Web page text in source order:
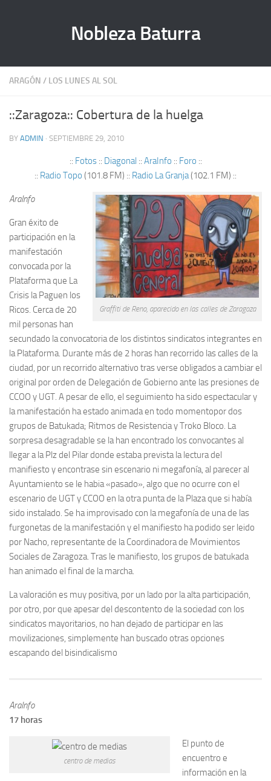
Nobleza Baturra
ARAGÓN / LOS LUNES AL SOL
::Zaragoza:: Cobertura de la huelga
BY ADMIN · SEPTIEMBRE 29, 2010
:: Fotos:: Diagonal :: AraInfo :: Foro ::
:: Radio Topo (101.8 FM) :: Radio La Granja(102.1 FM) ::
Graffiti de Reno, aparecido en las calles de Zaragoza
AraInfo
Gran éxito de
participación en la
manifestación
convocada por la
Plataforma que La
Crisis la Paguen los
Ricos. Cerca de 20
mil personas han
secundado la convocatoria de los distintos sindicatos integrantes en
la Plataforma. Durante más de 2 horas han recorrido las calles de la
ciudad, por un recorrido alternativo tras verse obligados a cambiar el
original por orden de Delegación de Gobierno ante las presiones de
CCOO y UGT. A pesar de ello, el seguimiento ha sido espectacular y
la manifestación ha estado animada en todo momentopor dos
grupos de Batukada; Ritmos de Resistencia y Troko Bloco. La
sorpresa desagradable se la han encontrado los convocantes al
llegar a la Plz del Pilar donde estaba prevista la lectura del
manifiesto y encontrase sin escenario ni megafonía, al parecer al
Ayuntamiento se le habia «pasado», algo que no ocurre con el
escenario de UGT y CCOO en la otra punta de la Plaza que si había
sido instalado. Se ha improvisado con la megafonía de una de las
furgonetas de la manifestación y el manifiesto ha podido ser leido
por Nacho, representante de la Coordinadora de Movimientos
Sociales de Zaragoza. Tras le manifiesto, los grupos de batukada
han animado el final de la marcha.
La valoración es muy positiva, por un lado por la alta participación,
por otro, por que apesar del descontento de la sociedad con los
sindicatos mayoritarios, no han dejado de participar en las
movilizaciones, simplemente han buscado otras opciones
escapando del bisindicalismo
AraInfo
17 horas
centro de medias
El punto de
encuentro e
información en la